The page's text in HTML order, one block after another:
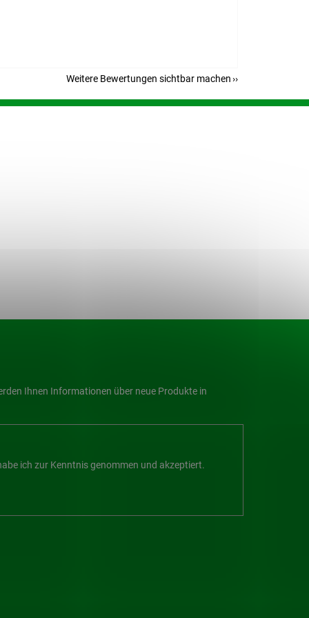
Weitere Bewertungen sichtbar machen
Ihnen Informationen über neue Produkte in
ich zur Kenntnis genommen und akzeptiert.